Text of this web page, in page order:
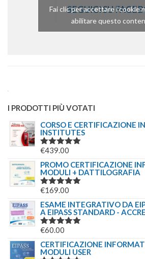
SEGUICI SU
Fai clic per accettare i cookie
abilitare questo
I PRODOTTI PIÙ VOTATI
CORSO E CERTIFICAZIONE
INSTITUTES
VALUTATO
€439.00
PROMO CERTIFICAZIONE
MODULI + DATTILOGRAFIA
VALUTATO
€169.00
ESAME INTEGRATIVO DA
A EIPASS STANDARD -
VALUTATO
€60.00
CERTIFICAZIONE
MODULI USER